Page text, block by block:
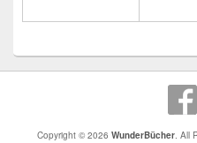
Copyright © 2026 WunderBücher. All